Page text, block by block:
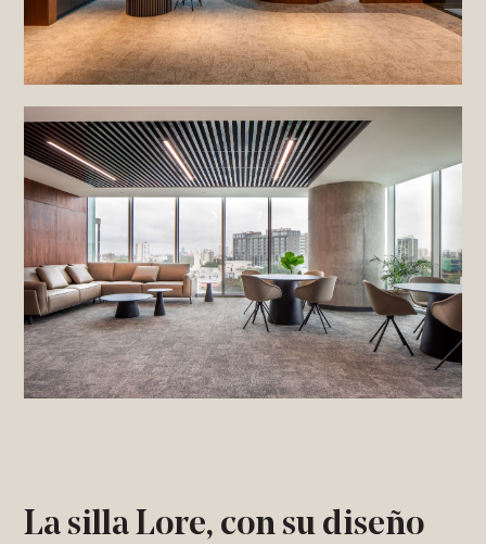
La silla Lore, con su diseño